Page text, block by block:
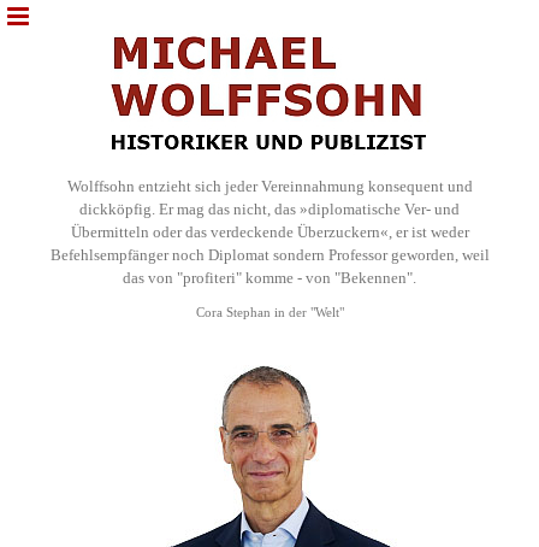
Wolffsohn entzieht sich jeder Vereinnahmung konsequent und
dickköpfig. Er mag das nicht, das »diplomatische Ver- und
Übermitteln oder das verdeckende Überzuckern«, er ist weder
Befehlsempfänger noch Diplomat sondern Professor geworden, weil
das von "profiteri" komme - von "Bekennen".
Cora Stephan in der "Welt"